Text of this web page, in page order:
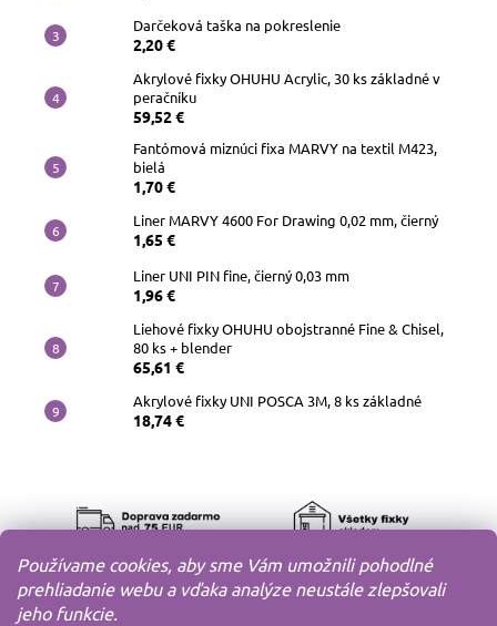
Používame cookies, aby sme Vám umožnili pohodlné
prehliadanie webu a vďaka analýze neustále zlepšovali
jeho funkcie.
Darčeková taška na pokreslenie
2,20 €
Akrylové fixky OHUHU Acrylic, 30 ks základné v
peračníku
59,52 €
Fantómová miznúci fixa MARVY na textil M423,
bielá
1,70 €
Liner MARVY 4600 For Drawing 0,02 mm, čierný
1,65 €
Liner UNI PIN fine, čierný 0,03 mm
1,96 €
Liehové fixky OHUHU obojstranné Fine & Chisel,
80 ks + blender
65,61 €
Akrylové fixky UNI POSCA 3M, 8 ks základné
18,74 €